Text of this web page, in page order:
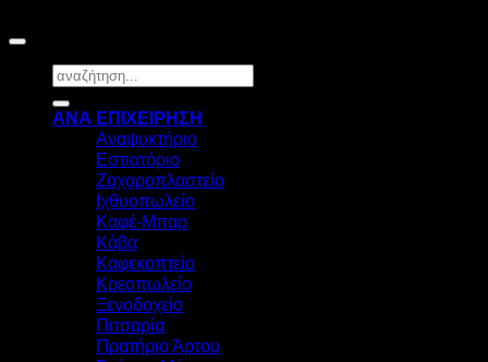
Αναζήτηση
για:
ΑΝΑ ΕΠΙΧΕΙΡΗΣΗ
Αναψυκτήριο
Εστιατόριο
Ζαχαροπλαστείο
Ιχθυοπωλείο
Καφέ-Μπαρ
Κάβα
Καφεκοπτείο
Κρεοπωλείο
Ξενοδοχείο
Πιτσαρία
Πρατήριο Άρτου